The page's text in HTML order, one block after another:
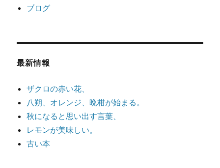
ブログ
最新情報
ザクロの赤い花、
八朔、オレンジ、晩柑が始まる。
秋になると思い出す言葉、
レモンが美味しい。
古い本